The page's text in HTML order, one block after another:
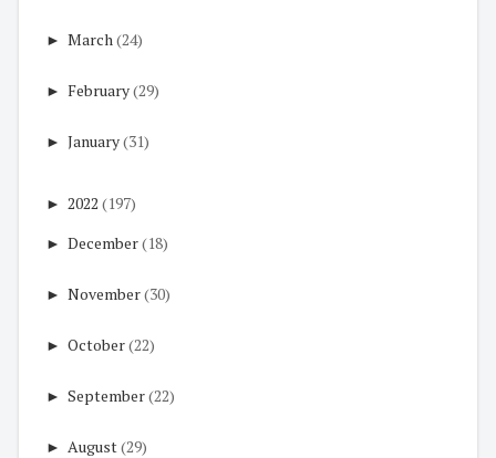
► March (24)
► February(29)
► January(31)
► 2022 (197)
► December(18)
► November(30)
► October(22)
► September(22)
► August(29)